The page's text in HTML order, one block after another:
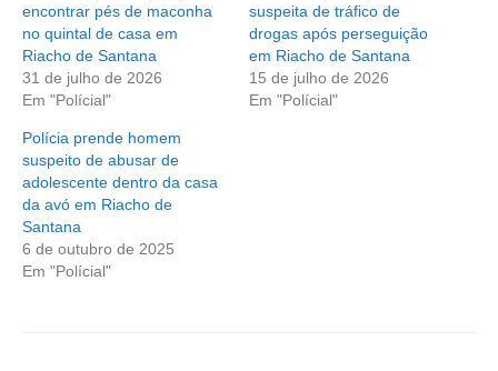
encontrar pés de maconha
no quintal de casa em
Riacho de Santana
31 de julho de 2026
Em "Polícial"
suspeita de tráfico de
drogas após perseguição
em Riacho de Santana
15 de julho de 2026
Em "Polícial"
Polícia prende homem
suspeito de abusar de
adolescente dentro da casa
da avó em Riacho de
Santana
6 de outubro de 2025
Em "Polícial"